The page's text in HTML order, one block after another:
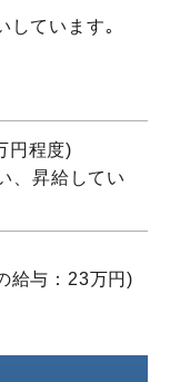
しています｡
円程度)
、昇給してい
給与：23万円)